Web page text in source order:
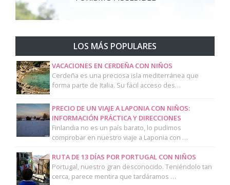
LOS MÁS POPULARES
VACACIONES EN CERDEÑA CON NIÑOS
Cerdeña es una preciosa isla mediterránea que
forma parte de Italia. Su fácil acceso des…
PRECIO DE UN VIAJE A LAPONIA CON NIÑOS:
INFORMACIÓN PRÁCTICA Y DIRECCIONES
Finlandia no es un país barato, lo pudimos
comprobar en nuestro viaje a Laponia con …
RUTA DE 13 DÍAS POR PORTUGAL CON NIÑOS
Portugal, nuestro gran desconocido. Teniéndolo tan
cerca, parece mentira que tardáramos …